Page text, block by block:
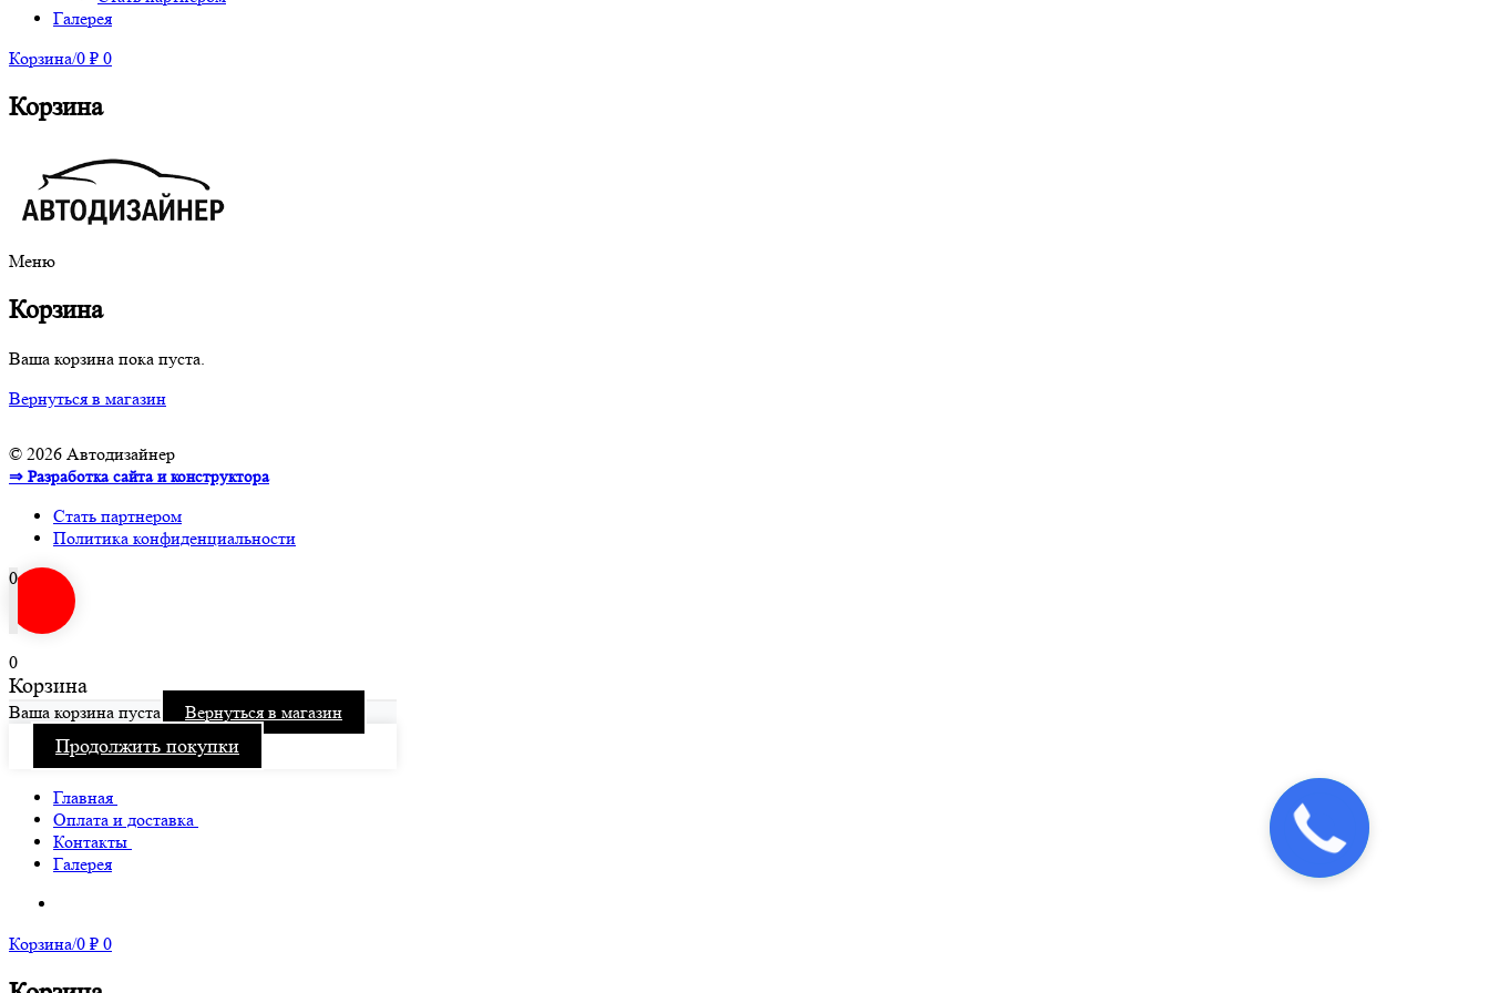
Галерея
Корзина/0 ₽ 0
Корзина
Меню
Корзина
Ваша корзина пока пуста.
Вернуться в магазин
© 2026 Автодизайнер
⇒ Разработка сайта и конструктора
Стать партнером
Политика конфиденциальности
0
0
Корзина
Ваша корзина пуста Вернуться в магазин
Продолжить покупки
Главная
Материалы (подробнее)
Оплата и доставка
Условия возврата товара
Контакты
Стать партнером
Галерея
Корзина/0 ₽ 0